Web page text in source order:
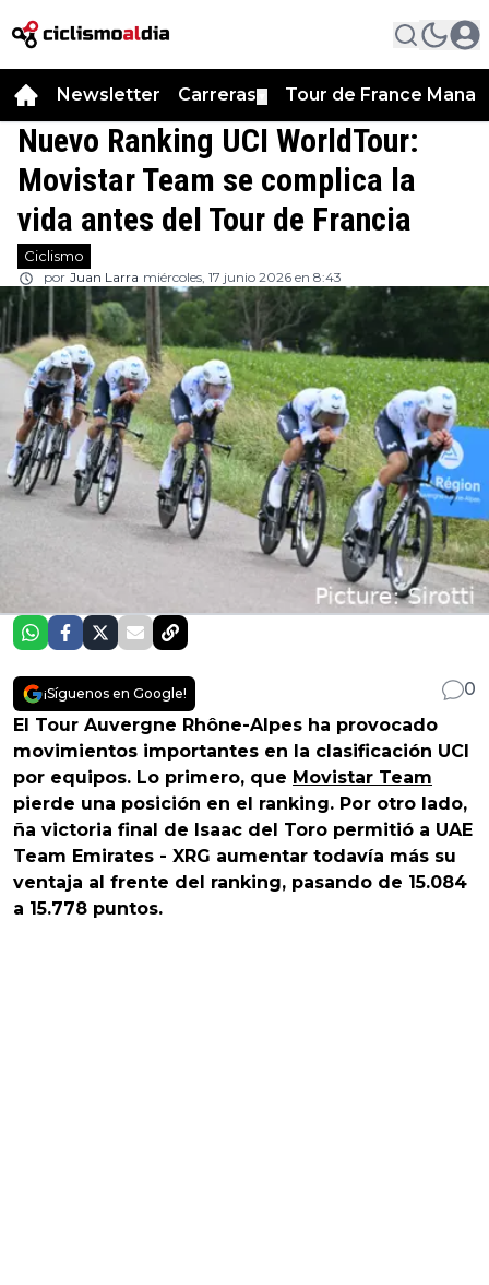
Newsletter Carreras Tour de France
Nuevo Ranking UCI WorldTour:
Movistar Team se complica la
vida antes del Tour de Francia
Ciclismo
por Juan Larra miércoles, 17 junio 2026 en 8:43
¡Síguenos en Google!
0
El Tour Auvergne Rhône-Alpes ha provocado
movimientos importantes en la clasificación UCI
por equipos. Lo primero, que Movistar Team
pierde una posición en el ranking. Por otro lado,
ña victoria final de Isaac del Toro permitió a UAE
Team Emirates - XRG aumentar todavía más su
ventaja al frente del ranking, pasando de 15.084
a 15.778 puntos.